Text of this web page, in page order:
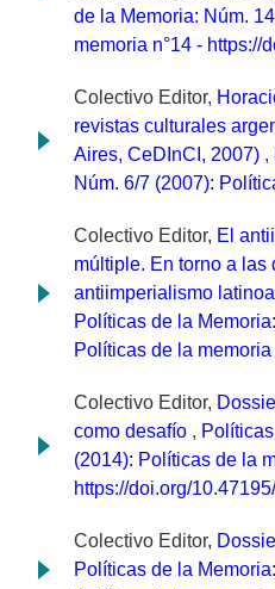
de la Memoria: Núm.
memoria n°14 - https://
Colectivo Editor,
revistas culturales
Aires, CeDInCI, 2007) ,
Núm. 6/7 (2007):
Colectivo Editor, El
múltiple. En torno a las
antiimperialismo
Políticas de la
Políticas de la memoria
Colectivo Editor,
como desafío ,
(2014): Políticas de la
https://doi.org/
Colectivo Editor,
Políticas de la